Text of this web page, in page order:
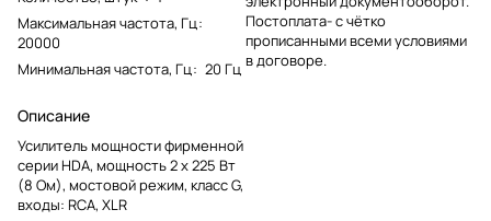
Максимальная частота, Гц:
20000
Минимальная частота, Гц: 20 Гц
Описание
Усилитель мощности фирменной
серии HDA, мощность 2 х 225 Вт
(8 Ом), мостовой режим, класс G,
входы: RCA, XLR
Постоплата- с чётко
прописанными всеми условиями
в договоре.